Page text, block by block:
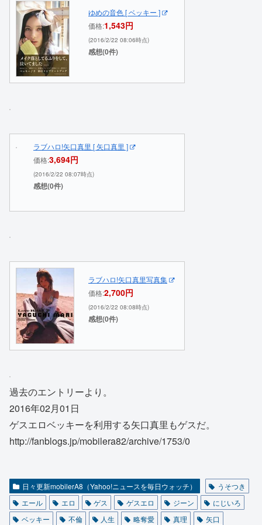
ゆめの音色 [ ベッキー ]
価格:1,543円
(2016/2/22 08:06時点)
感想(0件)
ラブハロ!矢口真里 [ 矢口真里 ]
価格:3,694円
(2016/2/22 08:07時点)
感想(0件)
ラブハロ!矢口真里写真集
価格:2,700円
(2016/2/22 08:08時点)
感想(0件)
過去のエントリーより。
2016年02月01日
ゲスエロベッキーを利用する矢口真里もゲスだ。
http://fanblogs.jp/mobilera82/archive/1753/0
日々更新mobilerA8（Yahoo!ニュースを毎日ウォッチ）
うそつき
エール
エロ ゲス ゲスエロ ジーン
にじいろ
ベッキー
不倫 人生 略奪愛 真理 矢口